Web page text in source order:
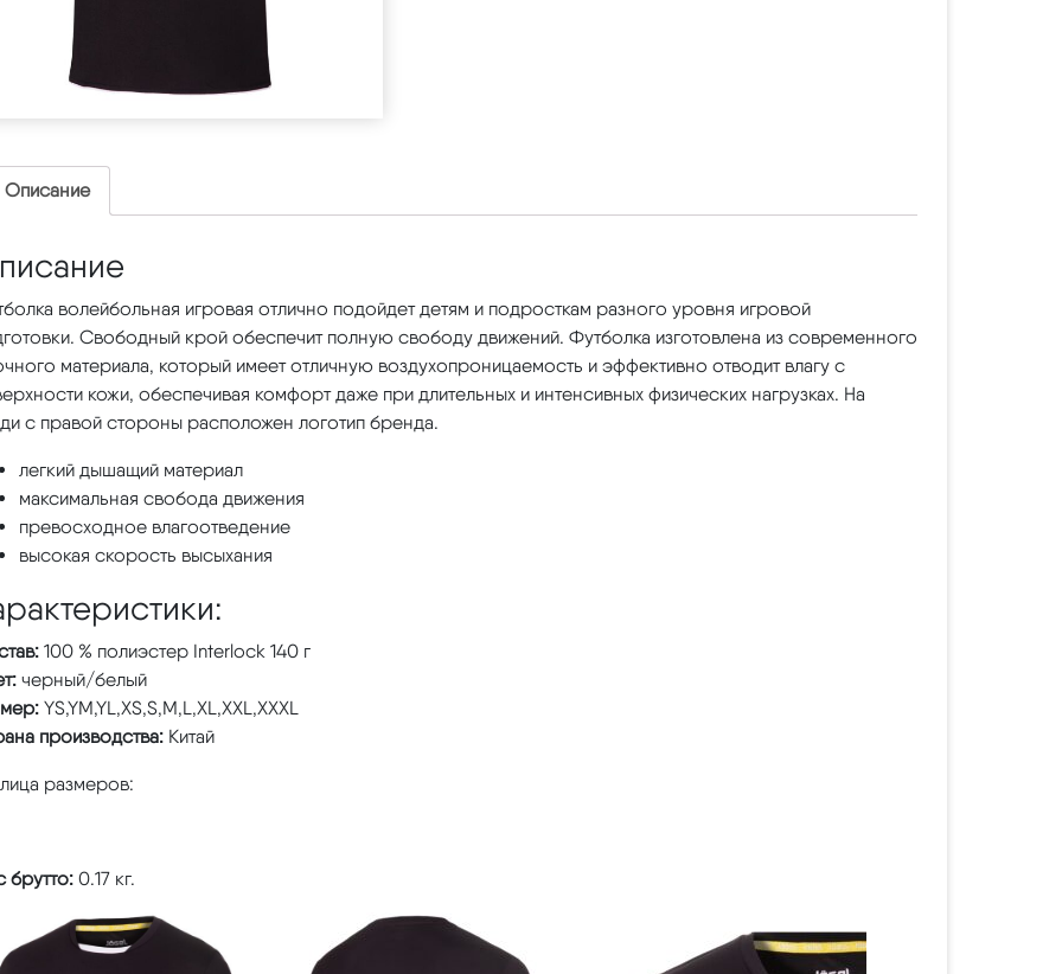
Описание
волейбольная игровая отлично подойдет детям и подросткам разного уровня игровой
Свободный крой обеспечит полную свободу движений. Футболка изготовлена из современного
материала, который имеет отличную воздухопроницаемость и эффективно отводит влагу с
кожи, обеспечивая комфорт даже при длительных и интенсивных физических нагрузках. На
с правой стороны расположен логотип бренда.
легкий дышащий материал
максимальная свобода движения
превосходное влагоотведение
высокая скорость высыхания
100 % полиэстер Interlock 140 г
черный/белый
YS,YM,YL,XS,S,M,L,XL,XXL,XXXL
производства: Китай
размеров:
брутто: 0.17 кг.